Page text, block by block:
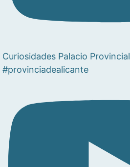
Curiosidades Palacio Provincial
#provinciadealicante